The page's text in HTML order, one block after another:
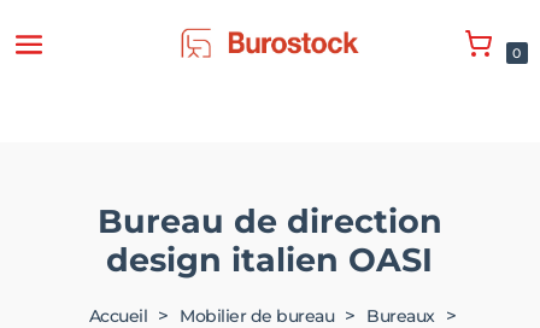
0
Bureau de direction
design italien OASI
Accueil > Mobilier de bureau > Bureaux >